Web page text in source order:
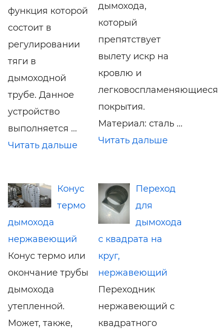
функция которой
состоит в
регулировании
тяги в
дымоходной
трубе. Данное
устройство
выполняется ...
Читать дальше
дымохода,
который
препятствует
вылету искр на
кровлю и
легковоспламеняющиеся
покрытия.
Материал: сталь ...
Читать дальше
Конус
термо
дымохода
нержавеющий
Конус термо или
окончание трубы
дымохода
утепленной.
Может, также,
Переход
для
дымохода
с квадрата на
круг,
нержавеющий
Переходник
нержавеющий с
квадратного